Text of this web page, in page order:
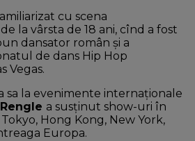
cu scena
la vârsta de 18 ani, cînd a fost
dansator român și a
de dans Hip Hop
Vegas.
sa la evenimente internaționale
a susținut show-uri în
Tokyo, Hong Kong, New York,
Europa.